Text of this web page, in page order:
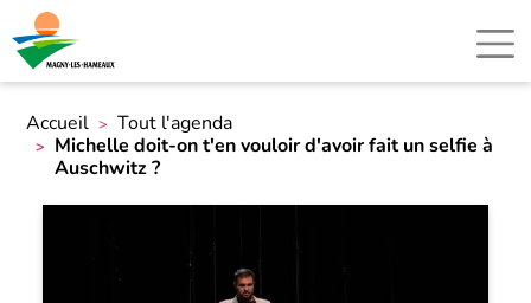
Accueil
Tout l'agenda
Michelle doit-on t'en vouloir d'avoir fait un selfie à
Auschwitz ?